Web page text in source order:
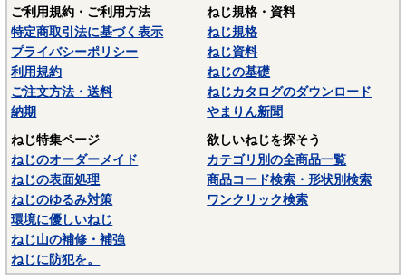
ご利用規約・ご利用方法
特定商取引法に基づく表示
プライバシーポリシー
利用規約
ご注文方法・送料
納期
ねじ規格・資料
ねじ規格
ねじ資料
ねじの基礎
ねじカタログのダウンロード
やまりん新聞
ねじ特集ページ
ねじのオーダーメイド
ねじの表面処理
ねじのゆるみ対策
環境に優しいねじ
ねじ山の補修・補強
ねじに防犯を。
欲しいねじを探そう
カテゴリ別の全商品一覧
商品コード検索・形状別検索
ワンクリック検索